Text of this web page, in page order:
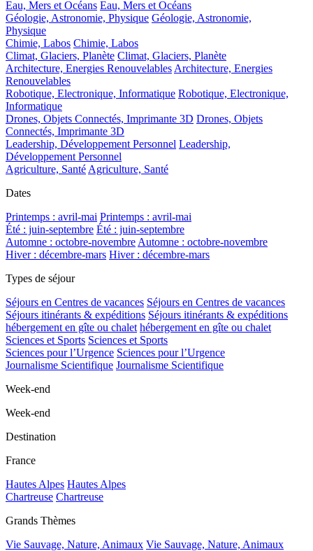
Eau, Mers et Océans Eau, Mers et Océans
Géologie, Astronomie, Physique Géologie, Astronomie,
Physique
Chimie, Labos Chimie, Labos
Climat, Glaciers, Planète Climat, Glaciers, Planète
Architecture, Energies Renouvelables Architecture, Energies
Renouvelables
Robotique, Electronique, Informatique Robotique, Electronique,
Informatique
Drones, Objets Connectés, Imprimante 3D Drones, Objets
Connectés, Imprimante 3D
Leadership, Développement Personnel Leadership,
Développement Personnel
Agriculture, Santé Agriculture, Santé
Dates
Printemps : avril-mai Printemps : avril-mai
Été : juin-septembre Été : juin-septembre
Automne : octobre-novembre Automne : octobre-novembre
Hiver : décembre-mars Hiver : décembre-mars
Types de séjour
Séjours en Centres de vacances Séjours en Centres de vacances
Séjours itinérants & expéditions Séjours itinérants & expéditions
hébergement en gîte ou chalet hébergement en gîte ou chalet
Sciences et Sports Sciences et Sports
Sciences pour l’Urgence Sciences pour l’Urgence
Journalisme Scientifique Journalisme Scientifique
Week-end
Week-end
Destination
France
Hautes Alpes Hautes Alpes
Chartreuse Chartreuse
Grands Thèmes
Vie Sauvage, Nature, Animaux Vie Sauvage, Nature, Animaux